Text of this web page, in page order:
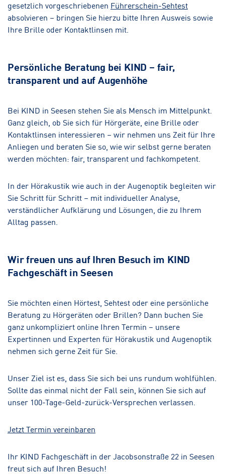
gesetzlich vorgeschriebenen Führerschein-Sehtest
absolvieren – bringen Sie hierzu bitte Ihren Ausweis sowie
Ihre Brille oder Kontaktlinsen mit.
Persönliche Beratung bei KIND – fair,
transparent und auf Augenhöhe
Bei KIND in Seesen stehen Sie als Mensch im Mittelpunkt.
Ganz gleich, ob Sie sich für Hörgeräte, eine Brille oder
Kontaktlinsen interessieren – wir nehmen uns Zeit für Ihre
Anliegen und beraten Sie so, wie wir selbst gerne beraten
werden möchten: fair, transparent und fachkompetent.
In der Hörakustik wie auch in der Augenoptik begleiten wir
Sie Schritt für Schritt – mit individueller Analyse,
verständlicher Aufklärung und Lösungen, die zu Ihrem
Alltag passen.
Wir freuen uns auf Ihren Besuch im KIND
Fachgeschäft in Seesen
Sie möchten einen Hörtest, Sehtest oder eine persönliche
Beratung zu Hörgeräten oder Brillen? Dann buchen Sie
ganz unkompliziert online Ihren Termin – unsere
Expertinnen und Experten für Hörakustik und Augenoptik
nehmen sich gerne Zeit für Sie.
Unser Ziel ist es, dass Sie sich bei uns rundum wohlfühlen.
Sollte das einmal nicht der Fall sein, können Sie sich auf
unser 100-Tage-Geld-zurück-Versprechen verlassen.
Jetzt Termin vereinbaren
Ihr KIND Fachgeschäft in der Jacobsonstraße 22 in Seesen
freut sich auf Ihren Besuch!